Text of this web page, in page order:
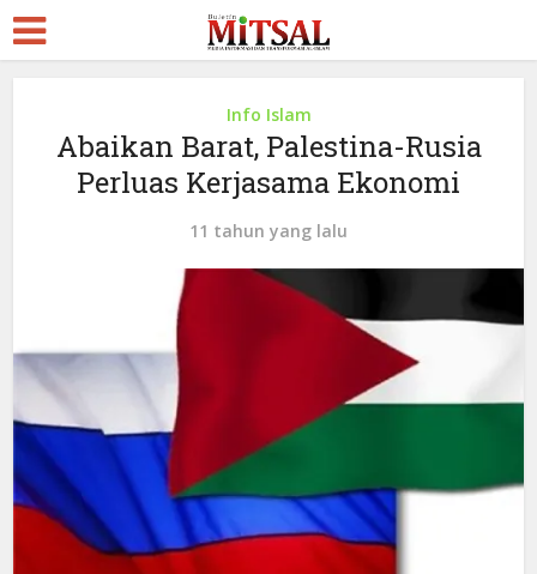
Info Islam
Abaikan Barat, Palestina-Rusia
Perluas Kerjasama Ekonomi
11 tahun yang lalu